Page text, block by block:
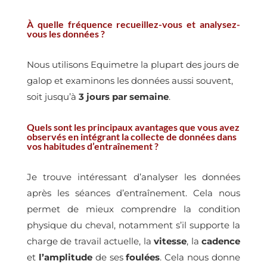
À quelle fréquence recueillez-vous et analysez-
vous les données ?
Nous utilisons Equimetre la plupart des jours de
galop et examinons les données aussi souvent,
soit jusqu’à 3 jours par semaine.
Quels sont les principaux avantages que vous avez
observés en intégrant la collecte de données dans
vos habitudes d’entraînement ?
Je trouve intéressant d’analyser les données
après les séances d’entraînement. Cela nous
permet de mieux comprendre la condition
physique du cheval, notamment s’il supporte la
charge de travail actuelle, lavitesse, lacadence
et l’amplitudede sesfoulées. Cela nous donne